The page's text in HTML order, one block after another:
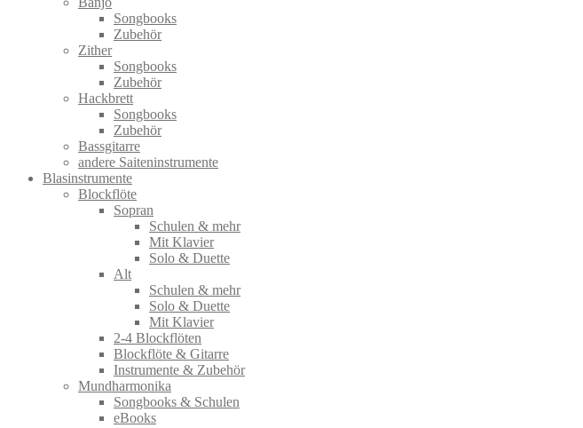
Songbooks
Zubehör
Zither
Songbooks
Zubehör
Hackbrett
Songbooks
Zubehör
Bassgitarre
andere Saiteninstrumente
Blasinstrumente
Blockflöte
Sopran
Schulen & mehr
Mit Klavier
Solo & Duette
Alt
Schulen & mehr
Solo & Duette
Mit Klavier
2-4 Blockflöten
Blockflöte & Gitarre
Instrumente & Zubehör
Mundharmonika
Songbooks & Schulen
eBooks